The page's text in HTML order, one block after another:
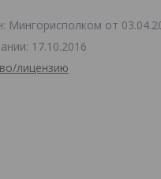
Мингорисполком от
17.10.2016
лицензию